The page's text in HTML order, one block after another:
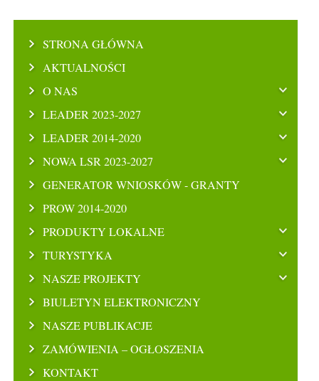
STRONA GŁÓWNA
AKTUALNOŚCI
O NAS
LEADER 2023-2027
LEADER 2014-2020
NOWA LSR 2023-2027
GENERATOR WNIOSKÓW - GRANTY
PROW 2014-2020
PRODUKTY LOKALNE
TURYSTYKA
NASZE PROJEKTY
BIULETYN ELEKTRONICZNY
NASZE PUBLIKACJE
ZAMÓWIENIA – OGŁOSZENIA
KONTAKT